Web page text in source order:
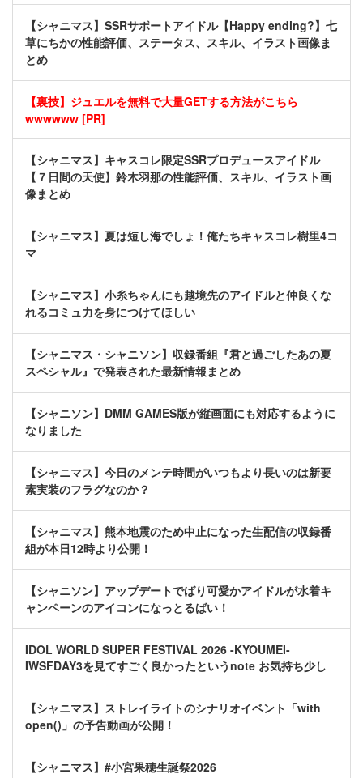
【シャニマス】SSRサポートアイドル【Happy ending?】七
草にちかの性能評価、ステータス、スキル、イラスト画像ま
とめ
【裏技】ジュエルを無料で大量GETする方法がこちら
wwwwww [PR]
【シャニマス】キャスコレ限定SSRプロデュースアイドル
【７日間の天使】鈴木羽那の性能評価、スキル、イラスト画
像まとめ
【シャニマス】夏は短し海でしょ！俺たちキャスコレ樹里4コ
マ
【シャニマス】小糸ちゃんにも越境先のアイドルと仲良くな
れるコミュ力を身につけてほしい
【シャニマス・シャニソン】収録番組『君と過ごしたあの夏
スペシャル』で発表された最新情報まとめ
【シャニソン】DMM GAMES版が縦画面にも対応するように
なりました
【シャニマス】今日のメンテ時間がいつもより長いのは新要
素実装のフラグなのか？
【シャニマス】熊本地震のため中止になった生配信の収録番
組が本日12時より公開！
【シャニソン】アップデートでばり可愛かアイドルが水着キ
ャンペーンのアイコンになっとるばい！
IDOL WORLD SUPER FESTIVAL 2026 -KYOUMEI-
IWSFDAY3を見てすごく良かったというnote お気持ち少し
【シャニマス】ストレイライトのシナリオイベント「with
open()」の予告動画が公開！
【シャニマス】#小宮果穂生誕祭2026